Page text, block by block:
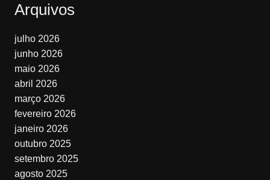
Arquivos
julho 2026
junho 2026
maio 2026
abril 2026
março 2026
fevereiro 2026
janeiro 2026
outubro 2025
setembro 2025
agosto 2025